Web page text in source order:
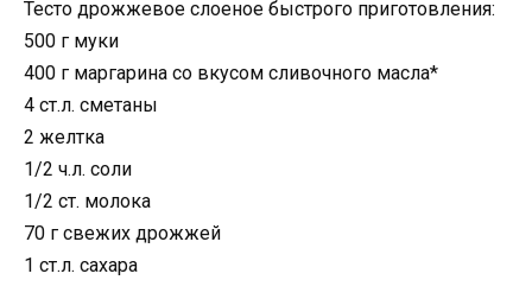
Тесто дрожжевое слоеное быстрого приготовления:
500 г муки
400 г маргарина со вкусом сливочного масла*
4 ст.л. сметаны
2 желтка
1/2 ч.л. соли
1/2 ст. молока
70 г свежих дрожжей
1 ст.л. сахара